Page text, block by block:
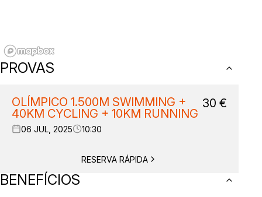
PROVAS
OLÍMPICO 1.500M SWIMMING +
40KM CYCLING + 10KM RUNNING
06 JUL, 2025 10:30
30 €
RESERVA RÁPIDA
BENEFÍCIOS